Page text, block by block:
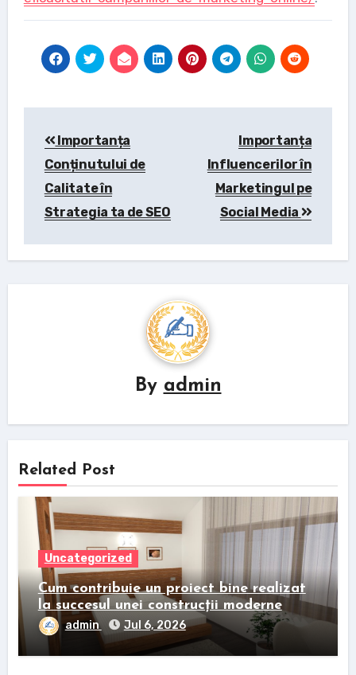
navigation
Importanța
Conținutului de
Calitate în
Strategia ta de SEO
Importanța
Influencerilor în
Marketingul pe
Social Media
By admin
Related Post
Uncategorized
Cum contribuie un proiect bine realizat
la succesul unei construcții moderne
admin Jul 6, 2026